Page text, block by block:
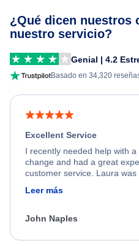
¿Qué dicen nuestros
nuestro servicio?
Genial | 4.2
Basado en 34,320
Excellent Service
I recently needed help with
change and had a great
customer service. Laura was
friendly, and very helpful
process. She quickly found a
appreciate her excellent
Leer más
John Naples